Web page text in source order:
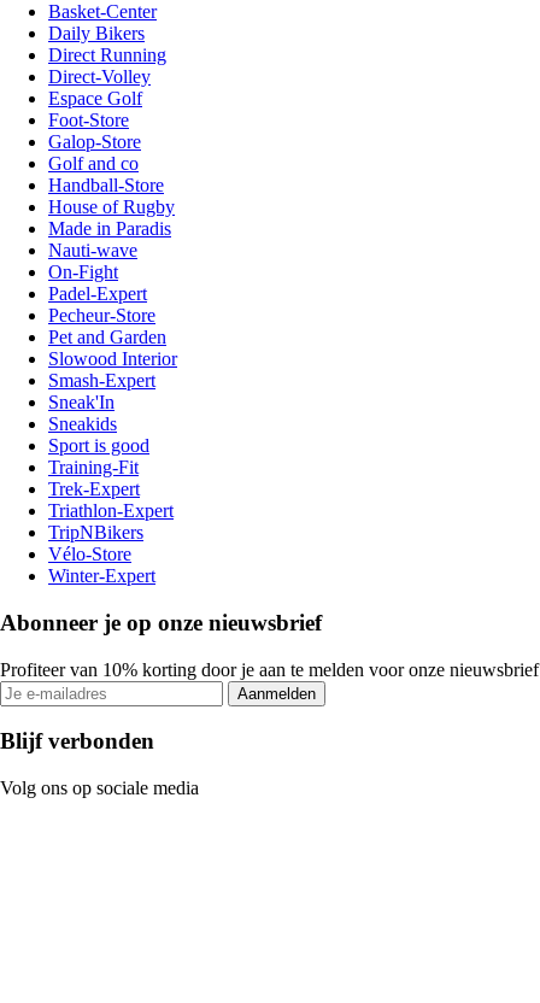
Basket-Center
Daily Bikers
Direct Running
Direct-Volley
Espace Golf
Foot-Store
Galop-Store
Golf and co
Handball-Store
House of Rugby
Made in Paradis
Nauti-wave
On-Fight
Padel-Expert
Pecheur-Store
Pet and Garden
Slowood Interior
Smash-Expert
Sneak'In
Sneakids
Sport is good
Training-Fit
Trek-Expert
Triathlon-Expert
TripNBikers
Vélo-Store
Winter-Expert
Abonneer je op onze nieuwsbrief
Profiteer van 10% korting door je aan te melden voor onze nieuwsbrief
Aanmelden
Blijf verbonden
Volg ons op sociale media